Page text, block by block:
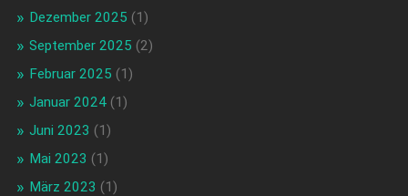
Dezember 2025 (1)
September 2025 (2)
Februar 2025 (1)
Januar 2024(1)
Juni 2023 (1)
Mai 2023 (1)
März 2023 (1)